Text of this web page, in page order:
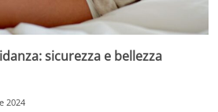
sicurezza e bellezza
2024